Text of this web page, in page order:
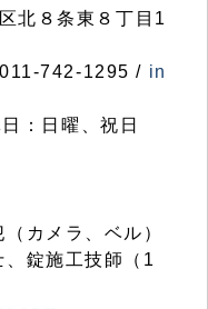
北８条東８丁目1
742-1295 / in
：日曜、祝日
（カメラ、ベル）
錠施工技師（1